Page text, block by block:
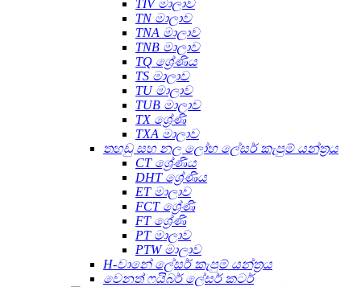
TIV මාලාව
TN මාලාව
TNA මාලාව
TNB මාලාව
TQ ශ්‍රේණිය
TS මාලාව
TU මාලාව
TUB මාලාව
TX ශ්‍රේණි
TXA මාලාව
තහඩු සහ නල ලෝහ ලේසර් කැපුම් යන්ත්‍රය
CT ශ්‍රේණිය
DHT ශ්‍රේණිය
ET මාලාව
FCT ශ්‍රේණි
FT ශ්‍රේණි
PT මාලාව
PTW මාලාව
H-වානේ ලේසර් කැපුම් යන්ත්‍රය
වෙනත් ෆයිබර් ලේසර් කටර්